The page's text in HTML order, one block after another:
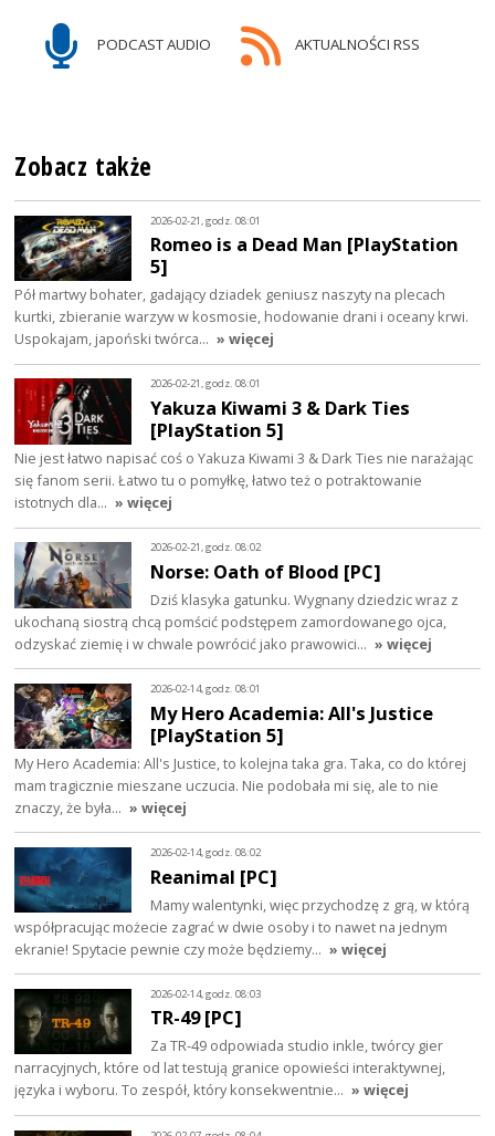
PODCAST AUDIO AKTUALNOŚCI RSS
Zobacz także
2026-02-21, godz. 08:01
Romeo is a Dead Man [PlayStation
5]
Pół martwy bohater, gadający dziadek geniusz naszyty na plecach
kurtki, zbieranie warzyw w kosmosie, hodowanie drani i oceany krwi.
Uspokajam, japoński twórca… » więcej
2026-02-21, godz. 08:01
Yakuza Kiwami 3 & Dark Ties
[PlayStation 5]
Nie jest łatwo napisać coś o Yakuza Kiwami 3 & Dark Ties nie narażając
się fanom serii. Łatwo tu o pomyłkę, łatwo też o potraktowanie
istotnych dla… » więcej
2026-02-21, godz. 08:02
Norse: Oath of Blood [PC]
Dziś klasyka gatunku. Wygnany dziedzic wraz z
ukochaną siostrą chcą pomścić podstępem zamordowanego ojca,
odzyskać ziemię i w chwale powrócić jako prawowici… » więcej
2026-02-14, godz. 08:01
My Hero Academia: All's Justice
[PlayStation 5]
My Hero Academia: All's Justice, to kolejna taka gra. Taka, co do której
mam tragicznie mieszane uczucia. Nie podobała mi się, ale to nie
znaczy, że była… » więcej
2026-02-14, godz. 08:02
Reanimal [PC]
Mamy walentynki, więc przychodzę z grą, w którą
współpracując możecie zagrać w dwie osoby i to nawet na jednym
ekranie! Spytacie pewnie czy może będziemy… » więcej
2026-02-14, godz. 08:03
TR-49 [PC]
Za TR-49 odpowiada studio inkle, twórcy gier
narracyjnych, które od lat testują granice opowieści interaktywnej,
języka i wyboru. To zespół, który konsekwentnie… » więcej